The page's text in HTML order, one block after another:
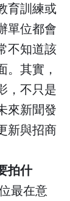
育訓練或
單位都會
不知道該
。其實，
，不只是
來新聞發
新與招商
拍什
最在意